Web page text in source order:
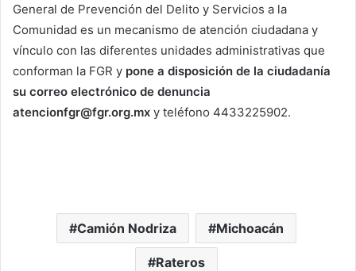
General de Prevención del Delito y Servicios a la
Comunidad es un mecanismo de atención ciudadana y
vínculo con las diferentes unidades administrativas que
conforman la FGR y pone a disposición de la ciudadanía
su correo electrónico de denuncia
atencionfgr@fgr.org.mx y teléfono 4433225902.
Camión Nodriza Michoacán
Rateros